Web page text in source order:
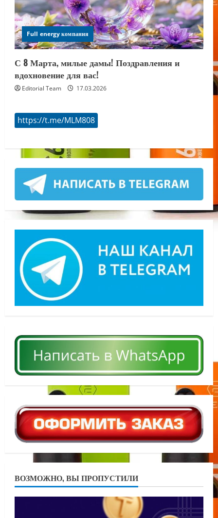
Full energy компания
С 8 Марта, милые дамы! Поздравления и
вдохновение для вас!
Editorial Team 17.03.2026
https://t.me/MLM808
ВОЗМОЖНО, ВЫ ПРОПУСТИЛИ